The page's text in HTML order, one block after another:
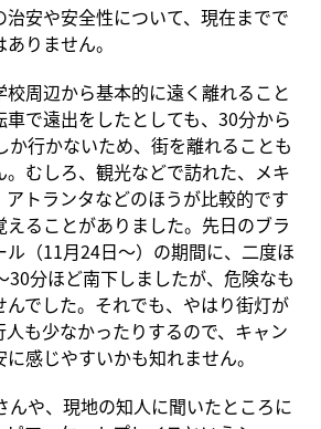
治安や安全性について、現在までで
りません。
周辺から基本的に遠く離れること
で遠出をしたとしても、30分から
か行かないため、街を離れることも
むしろ、観光などで訪れた、メキ
トランタなどのほうが比較的です
ることがありました。先日のブラ
ル（11月24日～）の期間に、二度ほ
30分ほど南下しましたが、危険なも
でした。それでも、やはり街灯が
も少なかったりするので、キャン
感じやすいかも知れません。
んや、現地の知人に聞いたところに